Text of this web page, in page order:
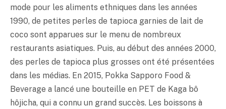
mode pour les aliments ethniques dans les années
1990, de petites perles de tapioca garnies de lait de
coco sont apparues sur le menu de nombreux
restaurants asiatiques. Puis, au début des années 2000,
des perles de tapioca plus grosses ont été présentées
dans les médias. En 2015, Pokka Sapporo Food &
Beverage a lancé une bouteille en PET de Kaga bô
hôjicha, qui a connu un grand succès. Les boissons à